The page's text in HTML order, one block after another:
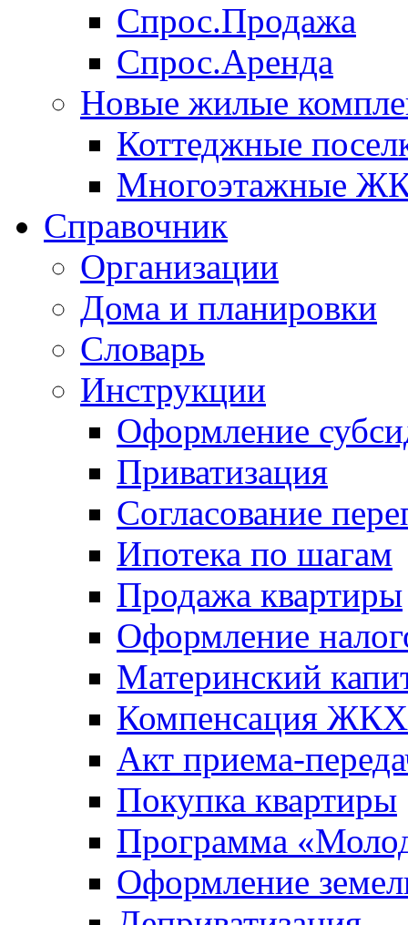
Спрос.Продажа
Спрос.Аренда
Новые жилые
Коттеджные
Многоэтажные
Справочник
Организации
Дома и планировки
Словарь
Инструкции
Оформление
Приватизация
Согласование
Ипотека по шагам
Продажа квартиры
Оформление
Материнский
Компенсация ЖКХ
Акт приема-
Покупка квартиры
Программа
Оформление